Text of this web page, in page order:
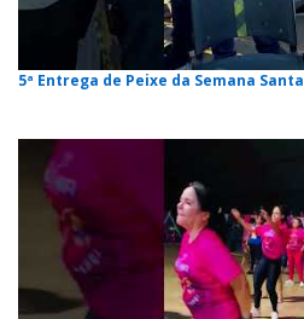
5ª Entrega de Peixe da Semana Santa